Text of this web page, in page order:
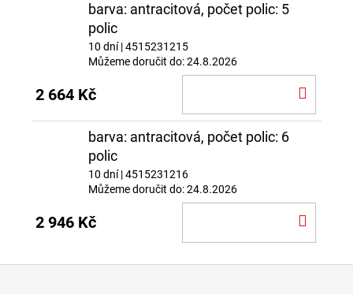
barva: antracitová, počet polic: 5
polic
10 dní| 4515231215
Můžeme doručit do:24.8.2026
2 664 Kč
barva: antracitová, počet polic: 6
polic
10 dní| 4515231216
Můžeme doručit do:24.8.2026
2 946 Kč